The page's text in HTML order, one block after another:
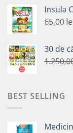
Insula
65,00
30 de
BEST SELLING